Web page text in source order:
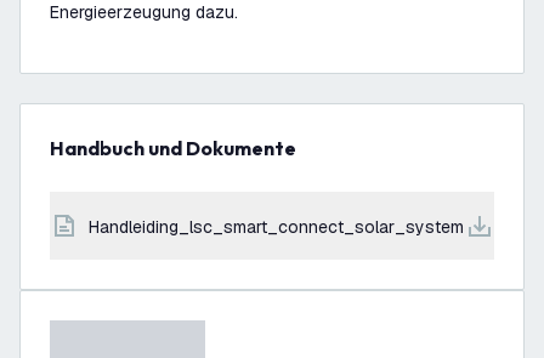
Energieerzeugung dazu.
Handbuch und Dokumente
handleiding_lsc_smart_connect_solar_system